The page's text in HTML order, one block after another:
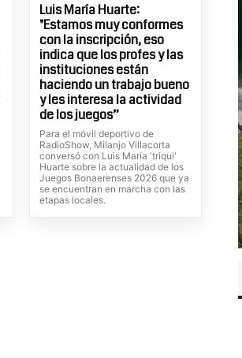
Luis María Huarte:
"Estamos muy conformes
con la inscripción, eso
indica que los profes y las
instituciones están
haciendo un trabajo bueno
y les interesa la actividad
de los juegos”
Para el móvil deportivo de
RadioShow, Milanjo Villacorta
conversó con Luis María 'triqui'
Huarte sobre la actualidad de los
Juegos Bonaerenses 2026 que ya
se encuentran en marcha con las
etapas locales.